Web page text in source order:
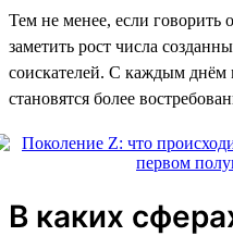
Тем не менее, если
заметить рост числа
соискателей. С каждым
становятся более
В каких